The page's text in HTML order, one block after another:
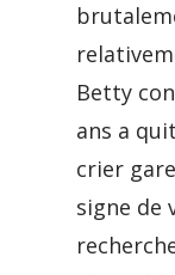
Betty
ans a
crier
signe de